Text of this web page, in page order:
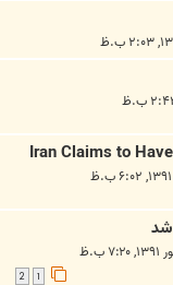
Iran Claims to